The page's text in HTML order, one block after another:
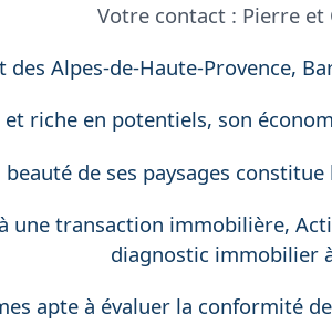
Votre contact : Pierre et
Alpes-de-Haute-Provence,
riche en potentiels, son
beauté de ses paysages
une transaction immobilière,
diagnostic immobilier
apte à évaluer la conformité